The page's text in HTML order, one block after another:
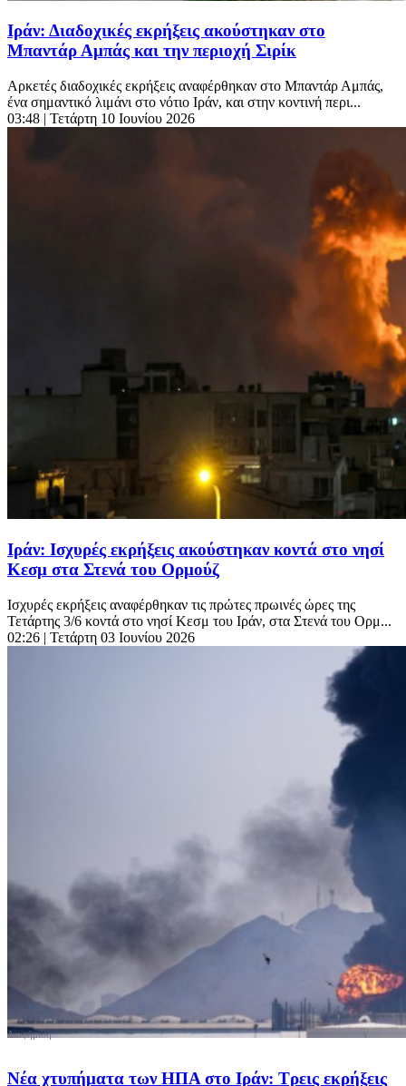
Ιράν: Διαδοχικές εκρήξεις ακούστηκαν στο
Μπαντάρ Αμπάς και την περιοχή Σιρίκ
Αρκετές διαδοχικές εκρήξεις αναφέρθηκαν στο Μπαντάρ Αμπάς,
ένα σημαντικό λιμάνι στο νότιο Ιράν, και στην κοντινή περι...
03:48 | Τετάρτη 10 Ιουνίου 2026
Ιράν: Ισχυρές εκρήξεις ακούστηκαν κοντά στο νησί
Κεσμ στα Στενά του Ορμούζ
Ισχυρές εκρήξεις αναφέρθηκαν τις πρώτες πρωινές ώρες της
Τετάρτης 3/6 κοντά στο νησί Κεσμ του Ιράν, στα Στενά του Ορμ...
02:26 | Τετάρτη 03 Ιουνίου 2026
Νέα χτυπήματα των ΗΠΑ στο Ιράν: Τρεις εκρήξεις